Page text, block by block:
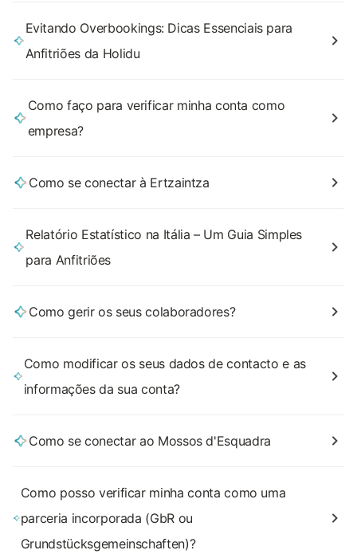
Evitando Overbookings: Dicas Essenciais para
Anfitriões da Holidu
Como faço para verificar minha conta como
empresa?
Como se conectar à Ertzaintza
Relatório Estatístico na Itália – Um Guia Simples
para Anfitriões
Como gerir os seus colaboradores?
Como modificar os seus dados de contacto e as
informações da sua conta?
Como se conectar ao Mossos d'Esquadra
Como posso verificar minha conta como uma
parceria incorporada (GbR ou
Grundstücksgemeinschaften)?